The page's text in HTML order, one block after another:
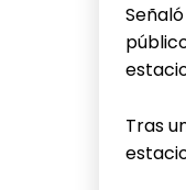
Tras